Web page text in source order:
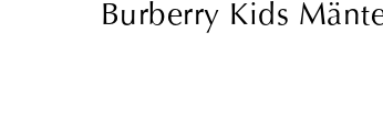
Burberry Kids